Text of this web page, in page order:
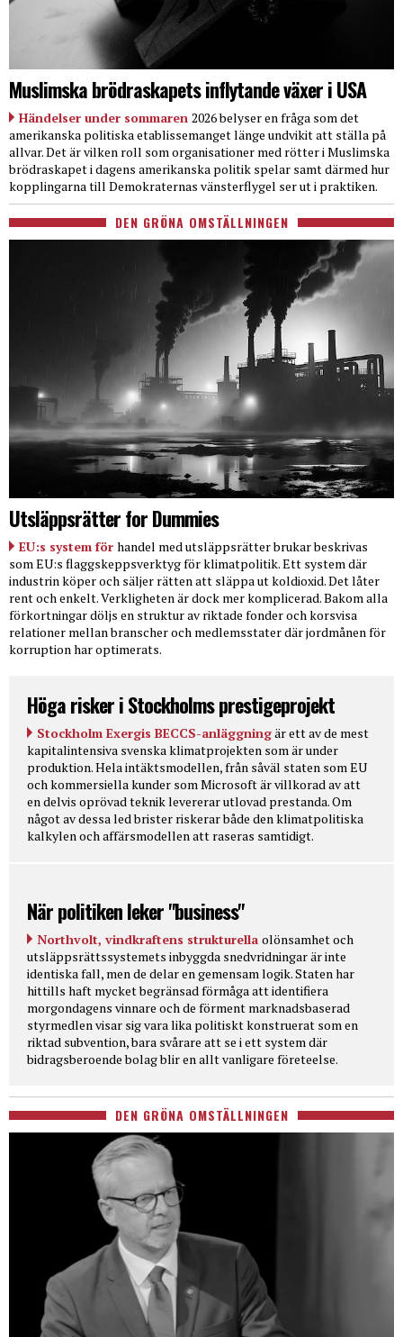
Muslimska brödraskapets inflytande växer i USA
Händelser under sommaren 2026 belyser en fråga som det
amerikanska politiska etablissemanget länge undvikit att ställa på
allvar. Det är vilken roll som organisationer med rötter i Muslimska
brödraskapet i dagens amerikanska politik spelar samt därmed hur
kopplingarna till Demokraternas vänsterflygel ser ut i praktiken.
DEN GRÖNA OMSTÄLLNINGEN
Utsläppsrätter for Dummies
EU:s system för handel med utsläppsrätter brukar beskrivas
som EU:s flaggskeppsverktyg för klimatpolitik. Ett system där
industrin köper och säljer rätten att släppa ut koldioxid. Det låter
rent och enkelt. Verkligheten är dock mer komplicerad. Bakom alla
förkortningar döljs en struktur av riktade fonder och korsvisa
relationer mellan branscher och medlemsstater där jordmånen för
korruption har optimerats.
Höga risker i Stockholms prestigeprojekt
Stockholm Exergis BECCS-anläggningär ett av de mest
kapitalintensiva svenska klimatprojekten som är under
produktion. Hela intäktsmodellen, från såväl staten som EU
och kommersiella kunder som Microsoft är villkorad av att
en delvis oprövad teknik levererar utlovad prestanda. Om
något av dessa led brister riskerar både den klimatpolitiska
kalkylen och affärsmodellen att raseras samtidigt.
När politiken leker "business"
Northvolt, vindkraftens strukturella olönsamhet och
utsläppsrättssystemets inbyggda snedvridningar är inte
identiska fall, men de delar en gemensam logik. Staten har
hittills haft mycket begränsad förmåga att identifiera
morgondagens vinnare och de förment marknadsbaserad
styrmedlen visar sig vara lika politiskt konstruerat som en
riktad subvention, bara svårare att se i ett system där
bidragsberoende bolag blir en allt vanligare företeelse.
DEN GRÖNA OMSTÄLLNINGEN